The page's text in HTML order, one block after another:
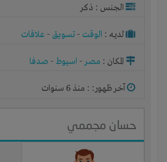
الجنس : ذكر
لديـه : الوقت - تسويق - علاقات
المكان : مصر- اسيوط- صدفا
آخر ظهور: : منذ 6 سنوات
حسان مجممي